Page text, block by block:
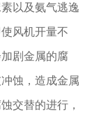
以及氨气逃逸
风机开量不
剧金属的腐
蚀，造成金属
交替的进行，